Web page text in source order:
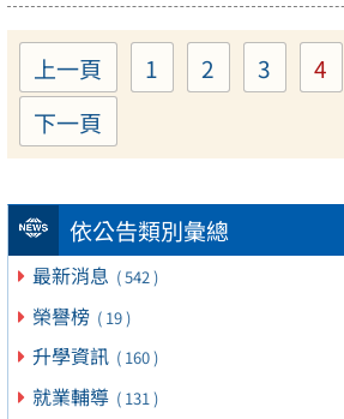
依公告類別彙總
最新消息 ( 542 )
榮譽榜 ( 19 )
升學資訊 ( 160 )
就業輔導 ( 131 )
上一頁 Page
1 Page
2 Page
3 4
下一頁